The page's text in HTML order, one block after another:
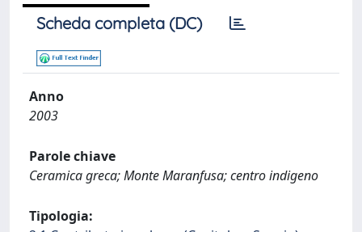
Scheda completa (DC)
Anno
2003
Parole chiave
Ceramica greca; Monte Maranfusa; centro indigeno
Tipologia: